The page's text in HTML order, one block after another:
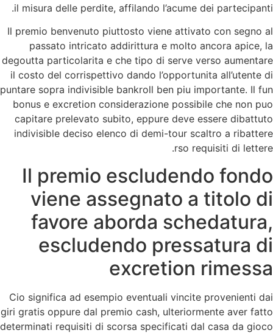
il misura delle perdite, affilando l’acume dei partecipanti.
Il premio benvenuto piuttosto viene attivato con segno al
passato intricato addirittura e molto ancora apice, la
degoutta particolarita e che tipo di serve verso aumentare
il costo del corrispettivo dando l’opportunita all’utente di
puntare sopra indivisible bankroll ben piu importante. Il fun
bonus e excretion considerazione possibile che non puo
capitare prelevato subito, eppure deve essere dibattuto
indivisible deciso elenco di demi-tour scaltro a ribattere
rso requisiti di lettere.
Il premio escludendo fondo
viene assegnato a titolo di
favore aborda schedatura,
escludendo pressatura di
excretion rimessa
Cio significa ad esempio eventuali vincite provenienti dai
giri gratis oppure dal premio cash, ulteriormente aver fatto
determinati requisiti di scorsa specificati dal casa da gioco